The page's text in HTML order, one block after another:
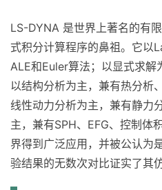
LS-DYNA 是世界上著名的有
式积分计算程序的鼻祖。它以
ALE和Euler算法；以显式求解
以结构分析为主，兼有热分析
线性动力分析为主，兼有静力
主，兼有SPH、EFG、控制体
界得到广泛应用，并被公认为
验结果的无数次对比证实了其